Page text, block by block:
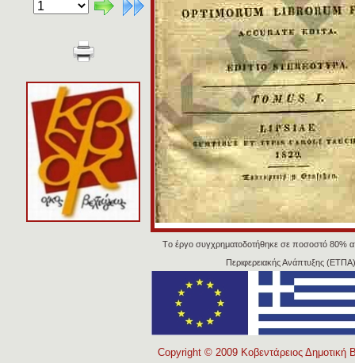
Tο έργο συγχρηματοδοτήθηκε σε ποσοστό
Περιφερειακής Ανάπτυξης
Copyright © 2009 Κοβεντάρειος Δημοτική